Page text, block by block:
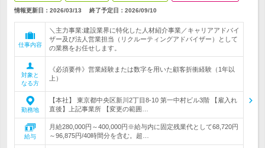
情報更新日：2026/03/13 終了予定日： 2026/09/10
仕事内容
＼主力事業:建設業界に特化した人材紹介事業／キャリアアドバイ
ザー及び法人営業担当（リクルーティングアドバイザー）として
の業務をお任せします。
対象と
なる方
《必須要件》営業経験または数字を用いた顧客折衝経験（1年以
上）
勤務地
【本社】 東京都中央区新川2丁目8-10 第一中村ビル3階 【雇入れ
直後】上記事業所 【変更の範囲…
給与
月給280,000円～400,000円※給与内に固定残業代として68,720円
～96,875円/40時間分を含む。超…